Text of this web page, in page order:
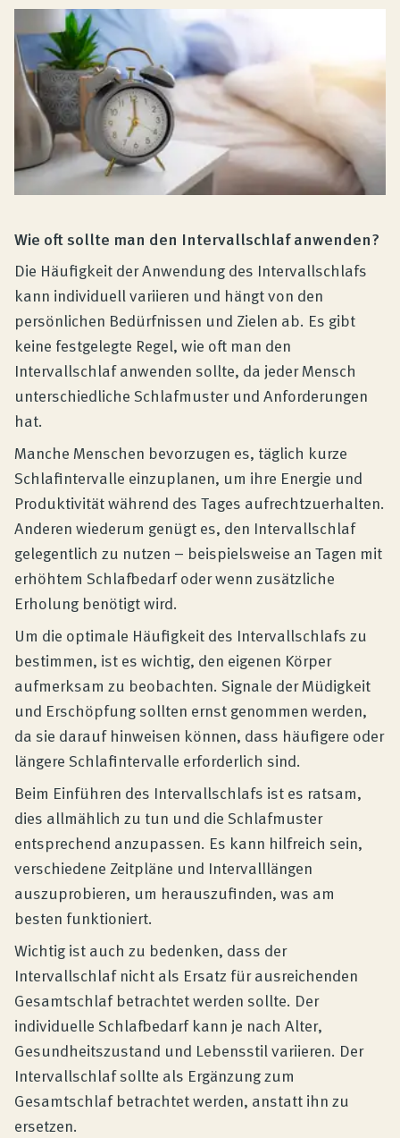
Wie oft sollte man den Intervallschlaf anwenden?
Die Häufigkeit der Anwendung des Intervallschlafs
kann individuell variieren und hängt von den
persönlichen Bedürfnissen und Zielen ab. Es gibt
keine festgelegte Regel, wie oft man den
Intervallschlaf anwenden sollte, da jeder Mensch
unterschiedliche Schlafmuster und Anforderungen
hat.
Manche Menschen bevorzugen es, täglich kurze
Schlafintervalle einzuplanen, um ihre Energie und
Produktivität während des Tages aufrechtzuerhalten.
Anderen wiederum genügt es, den Intervallschlaf
gelegentlich zu nutzen – beispielsweise an Tagen mit
erhöhtem Schlafbedarf oder wenn zusätzliche
Erholung benötigt wird.
Um die optimale Häufigkeit des Intervallschlafs zu
bestimmen, ist es wichtig, den eigenen Körper
aufmerksam zu beobachten. Signale der Müdigkeit
und Erschöpfung sollten ernst genommen werden,
da sie darauf hinweisen können, dass häufigere oder
längere Schlafintervalle erforderlich sind.
Beim Einführen des Intervallschlafs ist es ratsam,
dies allmählich zu tun und die Schlafmuster
entsprechend anzupassen. Es kann hilfreich sein,
verschiedene Zeitpläne und Intervalllängen
auszuprobieren, um herauszufinden, was am
besten funktioniert.
Wichtig ist auch zu bedenken, dass der
Intervallschlaf nicht als Ersatz für ausreichenden
Gesamtschlaf betrachtet werden sollte. Der
individuelle Schlafbedarf kann je nach Alter,
Gesundheitszustand und Lebensstil variieren. Der
Intervallschlaf sollte als Ergänzung zum
Gesamtschlaf betrachtet werden, anstatt ihn zu
ersetzen.